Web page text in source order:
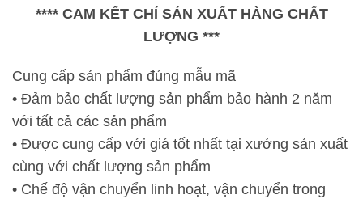
**** CAM KẾT CHỈ SẢN XUẤT HÀNG CHẤT
LƯỢNG ***
Cung cấp sản phẩm đúng mẫu mã
• Đảm bảo chất lượng sản phẩm bảo hành 2 năm
với tất cả các sản phẩm
• Được cung cấp với giá tốt nhất tại xưởng sản xuất
cùng với chất lượng sản phẩm
• Chế độ vận chuyển linh hoạt, vận chuyển trong